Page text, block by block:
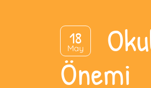
18
May
Önemi